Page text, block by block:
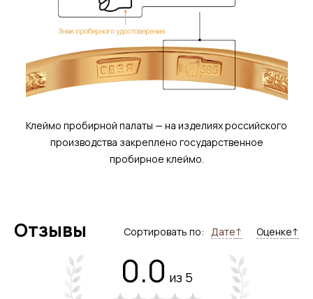
Клеймо пробирной палаты — на изделиях российского
производства закреплено государственное
пробирное клеймо.
Отзывы Сортировать по: Дате↑ Оценке↑
0.0 из 5